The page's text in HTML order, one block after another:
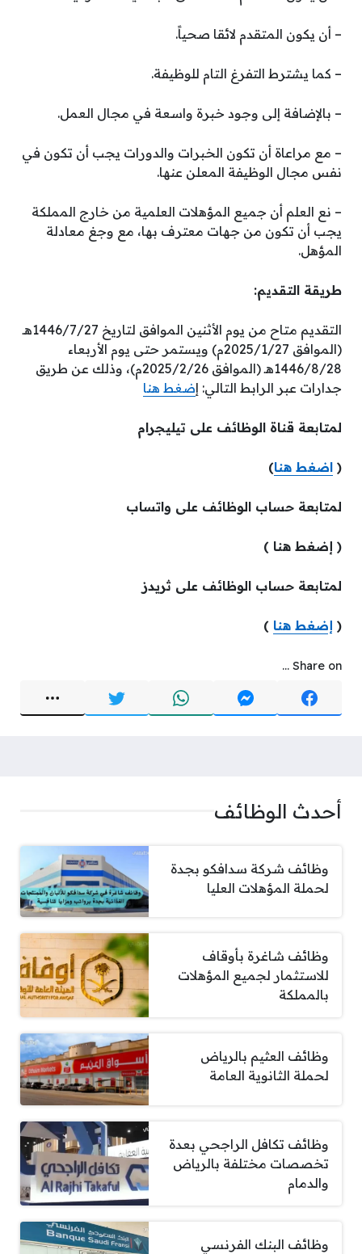
– أن يكون المتقدم لائقا صحياً.
– كما يشترط التفرغ التام للوظيفة.
– بالإضافة إلى وجود خبرة واسعة في مجال العمل.
– مع مراعاة أن تكون الخبرات والدورات يجب أن تكون في
نفس مجال الوظيفة المعلن عنها.
– نع العلم أن جميع المؤهلات العلمية من خارج المملكة
يجب أن تكون من جهات معترف بها، مع وجغ معادلة
المؤهل.
طريقة التقديم:
التقديم متاح من يوم الأثنين الموافق لتاريخ 1446/7/27هـ
(الموافق 2025/1/27م) ويستمر حتى يوم الأربعاء
1446/8/28هـ (الموافق 2025/2/26م)، وذلك عن طريق
جدارات عبر الرابط التالي: إضغط هنا
لمتابعة قناة الوظائف على تيليجرام
( اضغط هنا)
لمتابعة حساب الوظائف على واتساب
( إضغط هنا )
لمتابعة حساب الوظائف على ثريدز
( إضغط هنا )
Share on ...
أحدث الوظائف
وظائف شركة سدافكو بجدة
لحملة المؤهلات العليا
وظائف شاغرة بأوقاف
للاستثمار لجميع المؤهلات
بالمملكة
وظائف العثيم بالرياض
لحملة الثانوية العامة
وظائف تكافل الراجحي بعدة
تخصصات مختلفة بالرياض
والدمام
وظائف البنك الفرنسي